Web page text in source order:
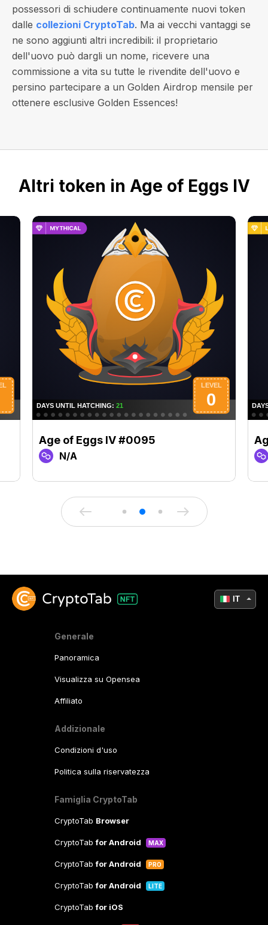
possessori di schiudere continuamente nuovi token
dalle collezioni CryptoTab. Ma ai vecchi vantaggi se
ne sono aggiunti altri incredibili: il proprietario
dell'uovo può dargli un nome, ricevere una
commissione a vita su tutte le rivendite dell'uovo e
persino partecipare a un Golden Airdrop mensile per
ottenere esclusive Golden Essences!
Altri token in Age of Eggs IV
Age of Eggs IV #0095
N/A
Generale
Panoramica
Visualizza su Opensea
Affiliato
Addizionale
Condizioni d'uso
Politica sulla riservatezza
Famiglia CryptoTab
CryptoTab Browser
CryptoTabfor Android MAX
CryptoTabfor Android PRO
CryptoTabfor Android LITE
CryptoTabfor iOS
IT